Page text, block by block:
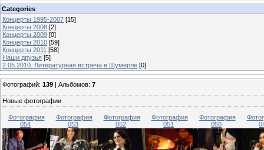
Categories
Концерты 1995-2007 [15]
Концерты 2008 [2]
Концерты 2009 [0]
Концерты 2010 [59]
Концерты 2011 [58]
Наши друзья [5]
2.05.2010. Литературная встреча в Шумерле [0]
Фотографий: 139 | Альбомов: 7
Новые фотографии
Фотография
054
Фотография
053
Фотография
052
Фотография
051
Фотография
050